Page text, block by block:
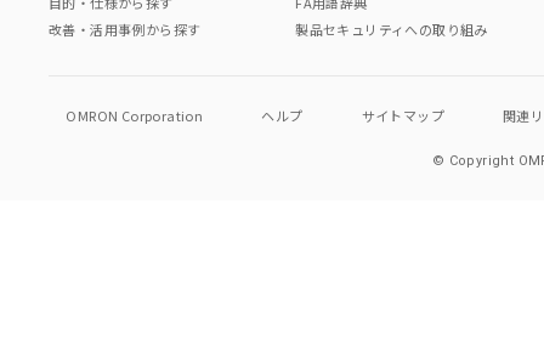
改善・活用事例から探す
製品セキュリティへの取り組み
OMRON Corporation ヘルプ サイトマップ 関連
© Copyright